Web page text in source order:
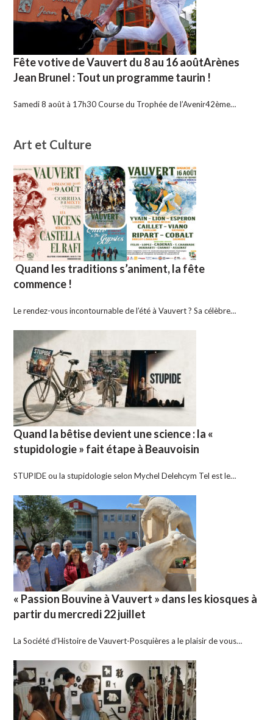
Fête votive de Vauvert du 8 au 16 aoûtArènes
Jean Brunel : Tout un programme taurin !
Samedi 8 août à 17h30 Course du Trophée de l’Avenir42ème…
Art et Culture
Quand les traditions s’animent, la fête
commence !
Le rendez-vous incontournable de l’été à Vauvert ? Sa célèbre…
Quand la bêtise devient une science : la «
stupidologie » fait étape à Beauvoisin
STUPIDE ou la stupidologie selon Mychel Delehcym Tel est le…
« Passion Bouvine à Vauvert » dans les kiosques à
partir du mercredi 22 juillet
La Société d’Histoire de Vauvert-Posquières a le plaisir de vous…